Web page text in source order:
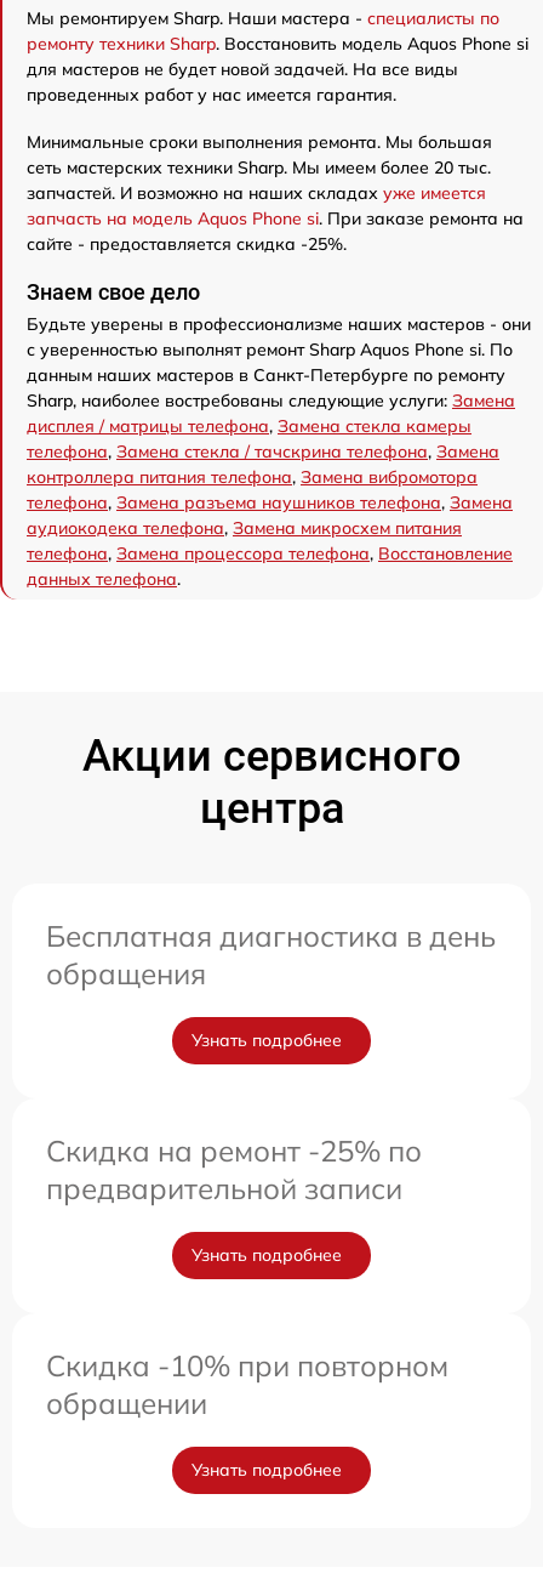
Мы ремонтируем Sharp. Наши мастера - специалисты по
ремонту техники Sharp. Восстановить модель Aquos Phone si
для мастеров не будет новой задачей. На все виды
проведенных работ у нас имеется гарантия.
Минимальные сроки выполнения ремонта. Мы большая
сеть мастерских техники Sharp. Мы имеем более 20 тыс.
запчастей. И возможно на наших складах уже имеется
запчасть на модель Aquos Phone si. При заказе ремонта на
сайте - предоставляется скидка -25%.
Знаем свое дело
Будьте уверены в профессионализме наших мастеров - они
с уверенностью выполнят ремонт Sharp Aquos Phone si. По
данным наших мастеров в Санкт-Петербурге по ремонту
Sharp, наиболее востребованы следующие услуги: Замена
дисплея / матрицы телефона, Замена стекла камеры
телефона, Замена стекла / тачскрина телефона, Замена
контроллера питания телефона, Замена вибромотора
телефона, Замена разъема наушников телефона, Замена
аудиокодека телефона, Замена микросхем питания
телефона, Замена процессора телефона, Восстановление
данных телефона.
Акции сервисного
центра
Бесплатная диагностика в день
обращения
Узнать подробнее
Скидка на ремонт -25% по
предварительной записи
Узнать подробнее
Скидка -10% при повторном
обращении
Узнать подробнее